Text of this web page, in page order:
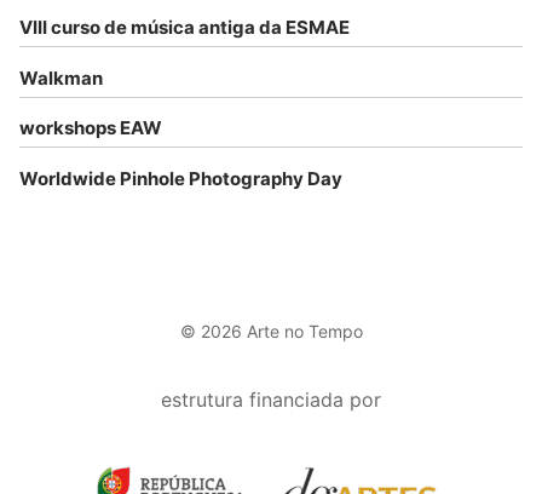
VIII curso de música antiga da ESMAE
Walkman
workshops EAW
Worldwide Pinhole Photography Day
© 2026 Arte no Tempo
estrutura financiada por